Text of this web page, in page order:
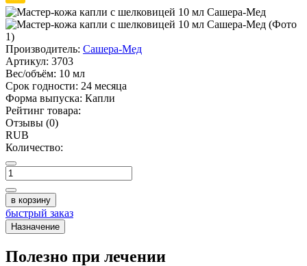
Производитель: Сашера-Мед
Артикул: 3703
Вес/объём: 10 мл
Срок годности: 24 месяца
Форма выпуска: Капли
Рейтинг товара:
Отзывы (0)
RUB
Количество:
в корзину
быстрый заказ
Назначение
Полезно при лечении